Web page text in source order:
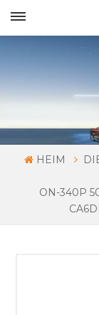
HEIM
ON-340P